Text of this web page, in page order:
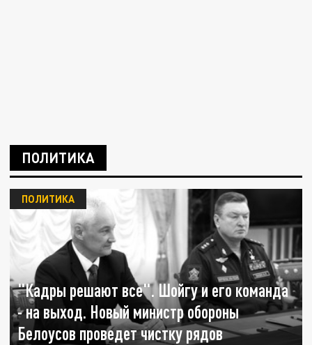
ПОЛИТИКА
"Кадры решают все". Шойгу и его команда
- на выход. Новый министр обороны
Белоусов проведет чистку рядов
ПОЛИТИКА